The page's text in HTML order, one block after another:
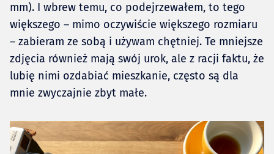
mm). I wbrew temu, co podejrzewałem, to tego
większego – mimo oczywiście większego rozmiaru
– zabieram ze sobą i używam chętniej. Te mniejsze
zdjęcia również mają swój urok, ale z racji faktu, że
lubię nimi ozdabiać mieszkanie, często są dla
mnie zwyczajnie zbyt małe.